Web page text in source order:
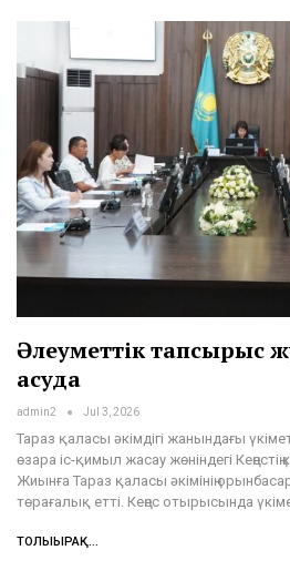
Әлеуметтік тапсырыс
асуда
admin2 Jul 3, 2026
Тараз қаласы әкімдігі жанындағы
өзара іс-қимыл жасау жөніндегі
Жиынға Тараз қаласы әкімінің
төрағалық етті. Кеңес отырысында
ТОЛЫҒЫРАҚ...